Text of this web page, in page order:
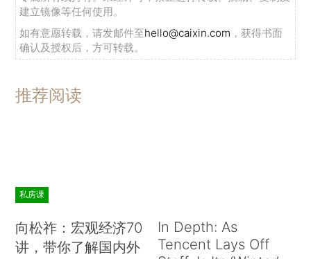
建立镜像等任何使用。
如有意愿转载，请发邮件至hello@caixin.com ，获得书面
确认及授权后，方可转载。
推荐阅读
私房课
向松祚：宏观经济70
讲，带你了解国内外
In Depth: As
Tencent Lays Off